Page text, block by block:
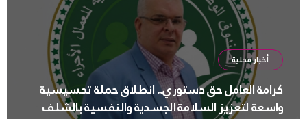
أخبار محلية
كرامة العامل حق دستوري.. انطلاق حملة تحسيسية
واسعة لتعزيز السلامة الجسدية والنفسية بالشلف